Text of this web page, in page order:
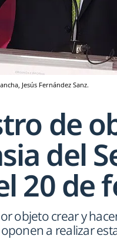
Jesús Fernández Sanz.
de
del
20 de
objeto crear y
a realizar